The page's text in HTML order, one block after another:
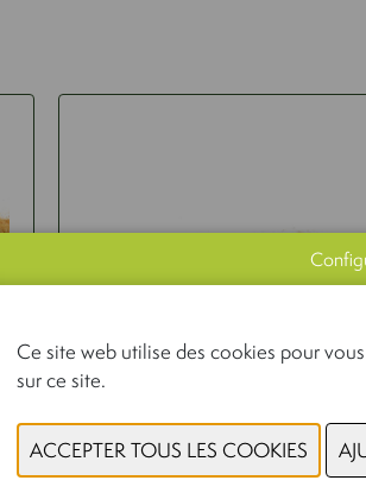
DUYGRAIN® - UPCYCLED
BARLEY PROTEIN
Ce site web utilise des cookies pour
sur ce site.